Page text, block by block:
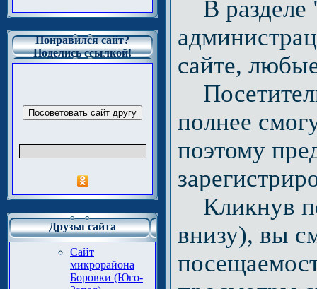
Понравился сайт?
Поделись ссылкой!
Друзья сайта
Сайт
микрорайона
Боровки (Юго-
В разделе
сайте,
полнее
поэтому
Кликнув
внизу), вы